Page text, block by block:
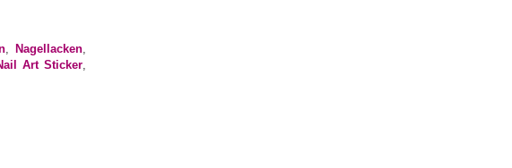
, Nagellacken,
Art Sticker,